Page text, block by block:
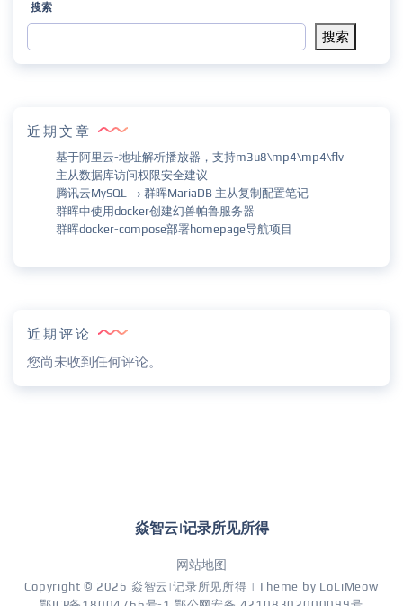
搜索
搜索
近期文章
基于阿里云-地址解析播放器，支持m3u8\mp4\mp4\flv
主从数据库访问权限安全建议
腾讯云MySQL → 群晖MariaDB 主从复制配置笔记
群晖中使用docker创建幻兽帕鲁服务器
群晖docker-compose部署homepage导航项目
近期评论
您尚未收到任何评论。
焱智云|记录所见所得
网站地图
Copyright © 2026 焱智云|记录所见所得 | Theme by LoLiMeow